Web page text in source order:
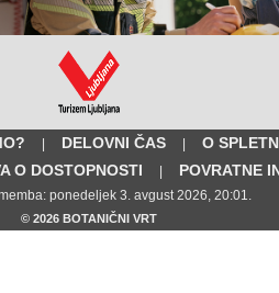
| DELOVNI ČAS |
O
O DOSTOPNOSTI | POVRATNE
ponedeljek 3. avgust 2026, 20:01.
© 2026 BOTANIČNI VRT